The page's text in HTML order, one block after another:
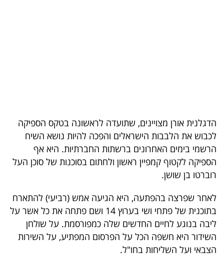
המילון
הכלכלי
פודקאסט
40
UNDER
40
הדגלנית אורן מצויינים, שתועדה לראשונה בטקס הספיקה
לכבוש את הלבבות הישראלים והפכה להיות נושא השיח
הרשמי בימים האחרונים ברשתות החברתיות. היא אף
הספיקה לקטוף קמפיין ראשון ולחתום בסוכנות של סוכן העל
רוברטו בן שושן.
לאחר שפרצה בהפתעה, היא הגיעה אמש (רביעי) להתארח
בתוכנית של פתחי ושי בערוץ 14 ושם פתחה את כל אשר על
ליבה בנוגע לחיים החדשים שלה כמפורסמת. על שולחן
השידור היא חשפה הכל על הפרסום המפתיע, על השירות
הצבאי ועל השליחות בחו"ל.